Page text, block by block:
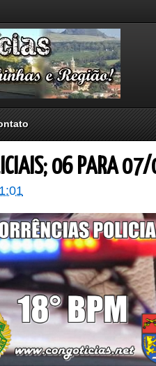
06 PARA